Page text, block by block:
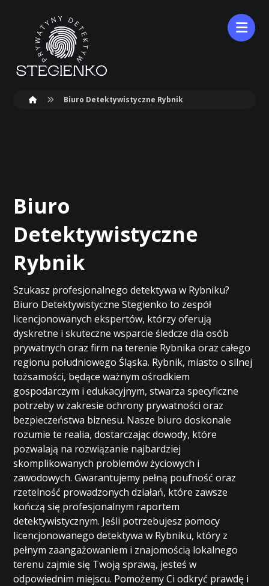
Biuro Detektywistyczne Rybnik
Biuro
Detektywistyczne
Rybnik
Szukasz profesjonalnego detektywa w Rybniku?
Biuro Detektywistyczne Stegienko to zespół
licencjonowanych ekspertów, którzy oferują
dyskretne i skuteczne wsparcie śledcze dla osób
prywatnych oraz firm na terenie Rybnika oraz całego
regionu południowego Śląska. Rybnik, miasto o silnej
tożsamości, będące ważnym ośrodkiem
gospodarczym i edukacyjnym, stwarza specyficzne
potrzeby w zakresie ochrony prywatności oraz
bezpieczeństwa biznesu. Nasze biuro doskonale
rozumie te realia, dostarczając dowody, które
pozwalają na rozwiązanie najbardziej
skomplikowanych problemów życiowych i
zawodowych. Gwarantujemy pełną poufność oraz
rzetelność prowadzonych działań, które zawsze
kończą się profesjonalnym raportem
detektywistycznym. Jeśli potrzebujesz pomocy
licencjonowanego detektywa w Rybniku, który z
pełnym zaangażowaniem i znajomością lokalnego
terenu zajmie się Twoją sprawą, jesteś w
odpowiednim miejscu. Pomożemy Ci odkryć prawdę i